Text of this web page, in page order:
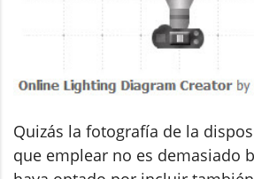
Quizás la fotografía de la
que emplear no es demasiado